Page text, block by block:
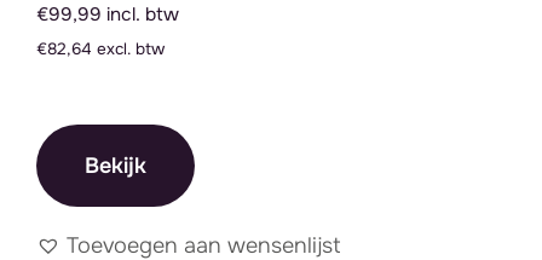
€99,99 incl. btw
€82,64 excl. btw
Bekijk
Toevoegen aan wensenlijst